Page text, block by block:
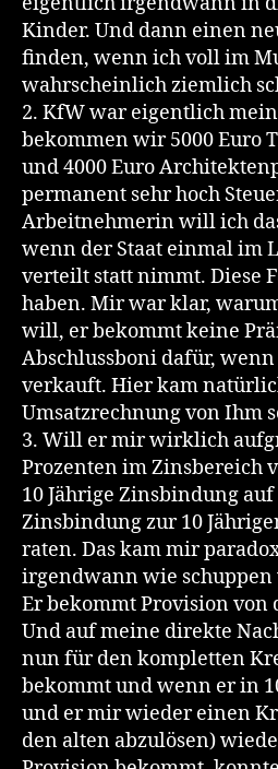
Kinder. Und dann einen
finden, wenn ich voll im
wahrscheinlich ziemlich
2. KfW war eigentlich
bekommen wir 5000 Euro
und 4000 Euro
permanent sehr hoch
Arbeitnehmerin will ich
wenn der Staat einmal im
verteilt statt nimmt. Diese
haben. Mir war klar,
will, er bekommt keine
Abschlussboni dafür,
verkauft. Hier kam
Umsatzrechnung von Ihm
3. Will er mir wirklich
Prozenten im Zinsbereich
10 Jährige Zinsbindung
Zinsbindung zur 10
raten. Das kam mir
irgendwann wie schuppen
Er bekommt Provision von
Und auf meine direkte
nun für den kompletten
bekommt und wenn er in
und er mir wieder einen
den alten abzulösen)